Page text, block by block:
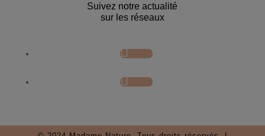
Suivez notre actualité
sur les réseaux
Follow
Follow